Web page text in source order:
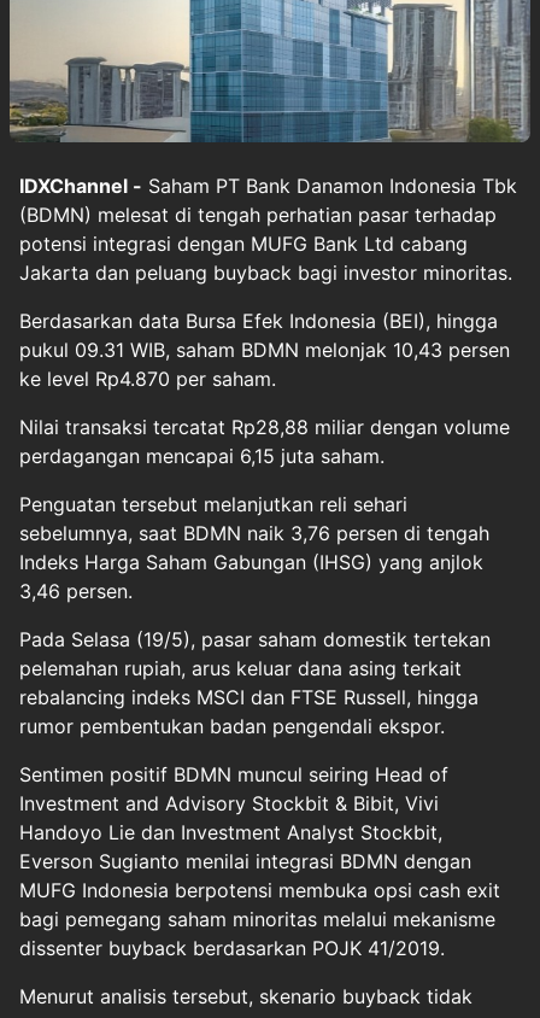
IDXChannel - Saham PT Bank Danamon Indonesia Tbk
(BDMN) melesat di tengah perhatian pasar terhadap
potensi integrasi dengan MUFG Bank Ltd cabang
Jakarta dan peluang buyback bagi investor minoritas.
Berdasarkan data Bursa Efek Indonesia (BEI), hingga
pukul 09.31 WIB, saham BDMN melonjak 10,43 persen
ke level Rp4.870 per saham.
Nilai transaksi tercatat Rp28,88 miliar dengan volume
perdagangan mencapai 6,15 juta saham.
Penguatan tersebut melanjutkan reli sehari
sebelumnya, saat BDMN naik 3,76 persen di tengah
Indeks Harga Saham Gabungan (IHSG) yang anjlok
3,46 persen.
Pada Selasa (19/5), pasar saham domestik tertekan
pelemahan rupiah, arus keluar dana asing terkait
rebalancing indeks MSCI dan FTSE Russell, hingga
rumor pembentukan badan pengendali ekspor.
Sentimen positif BDMN muncul seiring Head of
Investment and Advisory Stockbit & Bibit, Vivi
Handoyo Lie dan Investment Analyst Stockbit,
Everson Sugianto menilai integrasi BDMN dengan
MUFG Indonesia berpotensi membuka opsi cash exit
bagi pemegang saham minoritas melalui mekanisme
dissenter buyback berdasarkan POJK 41/2019.
Menurut analisis tersebut, skenario buyback tidak